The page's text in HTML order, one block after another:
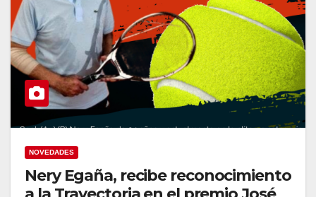
NOVEDADES
Nery Egaña, recibe reconocimiento